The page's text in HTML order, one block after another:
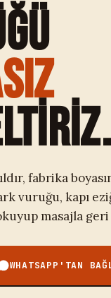
fabrika
vuruğu, kapı
masajla
WHATSAPP'TAN